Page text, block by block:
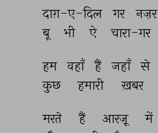
दाग़-ए-दिल गर नज़र
बू
भी ऐ चारा-गर
हम वहाँ हैं जहाँ से
कुछ
हमारी ख़बर
मरते हैं आरज़ू में